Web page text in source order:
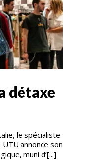
détaxe
le spécialiste
annonce son
muni d’[...]